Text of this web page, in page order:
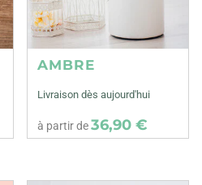
AMBRE
Livraison dès aujourd'hui
à partir de36,90 €